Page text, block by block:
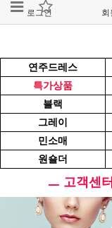
로그인 회
연주드레스
특가상품
블랙
그레이
민소매
원숄더
ㅡ 고객센